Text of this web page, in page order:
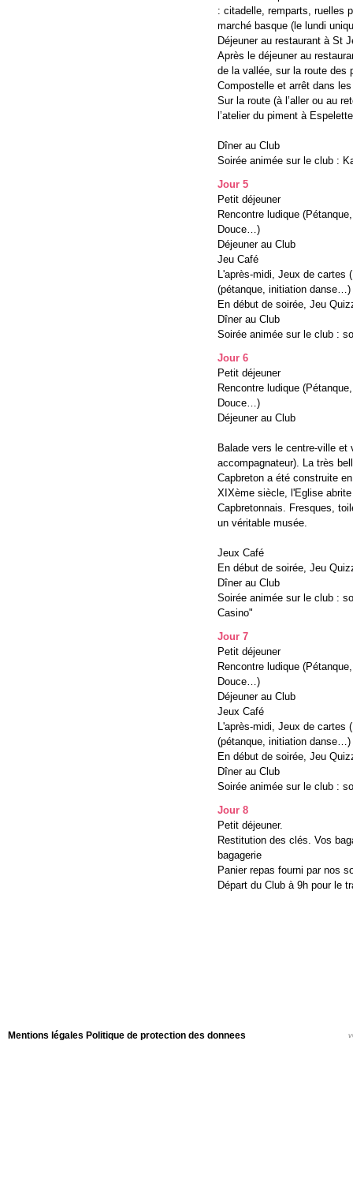
: citadelle, remparts, ruelles
marché basque (le lundi
Déjeuner au restaurant à St
Après le déjeuner au
de la vallée, sur la route des
Compostelle et arrêt dans
Sur la route (à l’aller ou au
l’atelier du piment à
Dîner au Club
Soirée animée sur le club :
Jour 5
Petit déjeuner
Rencontre ludique
Douce…)
Déjeuner au Club
Jeu Café
L'après-midi, Jeux de
(pétanque, initiation danse…)
En début de soirée, Jeu
Dîner au Club
Soirée animée sur le club :
Jour 6
Petit déjeuner
Rencontre ludique
Douce…)
Déjeuner au Club
Balade vers le centre-ville et
accompagnateur). La très
Capbreton a été construite
XIXème siècle, l'Eglise
Capbretonnais. Fresques,
un véritable musée.
Jeux Café
En début de soirée, Jeu
Dîner au Club
Soirée animée sur le club :
Casino"
Jour 7
Petit déjeuner
Rencontre ludique
Douce…)
Déjeuner au Club
Jeux Café
L'après-midi, Jeux de
(pétanque, initiation danse…)
En début de soirée, Jeu
Dîner au Club
Soirée animée sur le club :
Jour 8
Petit déjeuner.
Restitution des clés. Vos
bagagerie
Panier repas fourni par nos
Départ du Club à 9h pour le
Mentions légales Politique de protection des donnees